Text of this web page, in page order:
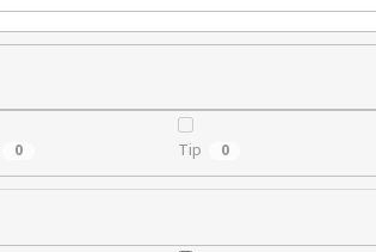
0 Tip 0